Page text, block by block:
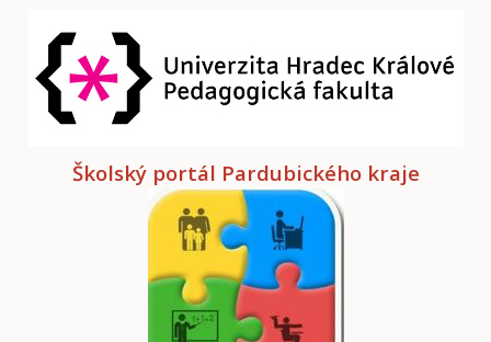
Školský portál Pardubického kraje